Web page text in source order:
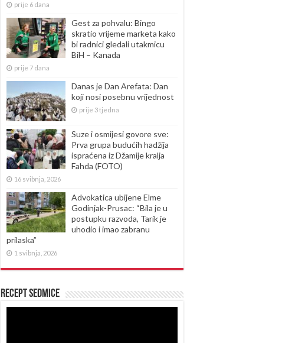
prije 6 dana
Gest za pohvalu: Bingo
skratio vrijeme marketa kako
bi radnici gledali utakmicu
BiH – Kanada
prije 7 dana
Danas je Dan Arefata: Dan
koji nosi posebnu vrijednost
prije 3 tjedna
Suze i osmijesi govore sve:
Prva grupa budućih hadžija
ispraćena iz Džamije kralja
Fahda (FOTO)
16 svibnja, 2026
Advokatica ubijene Elme
Godinjak-Prusac: “Bila je u
postupku razvoda, Tarik je
uhodio i imao zabranu
prilaska”
1 svibnja, 2026
Recept sedmice